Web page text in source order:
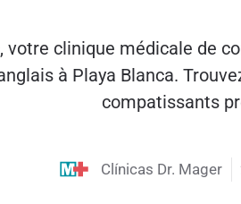
votre clinique médicale de
à Playa Blanca.
compatissants
Clínicas Dr. Mager